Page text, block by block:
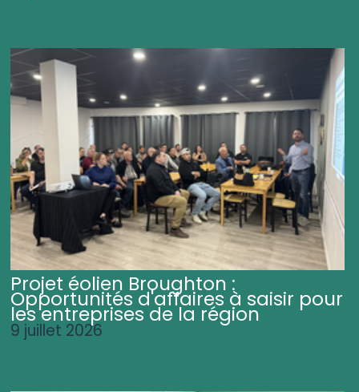
Projet éolien Broughton :
Opportunités d'affaires à saisir pour
les entreprises de la région
9 juillet 2026